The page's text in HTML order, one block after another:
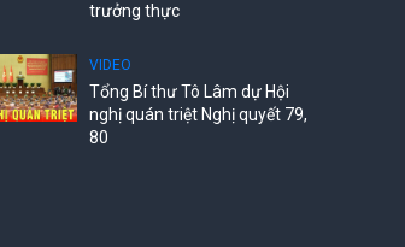
trưởng thực
VIDEO
Tổng Bí thư Tô Lâm dự Hội
nghị quán triệt Nghị quyết 79,
80